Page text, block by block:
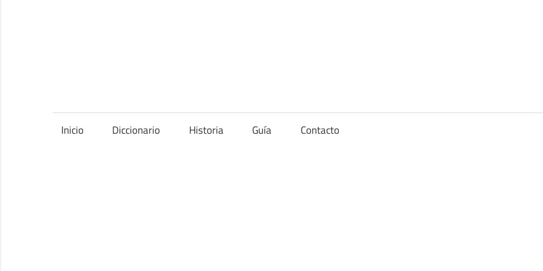
Inicio Diccionario Historia Guía Contacto